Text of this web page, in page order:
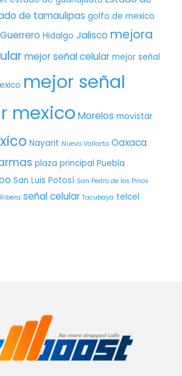
de tamaulipas golfo de mexico
Guerrero Hidalgo Jalisco mejora
mejor señal celular mejor señal
mejor señal
mexico Morelos movistar
Nayarit Nuevo Vallarta Oaxaca
plaza principal Puebla
San Luis Potosí San Pedro de los Pinos
señal celular Tacubaya telcel